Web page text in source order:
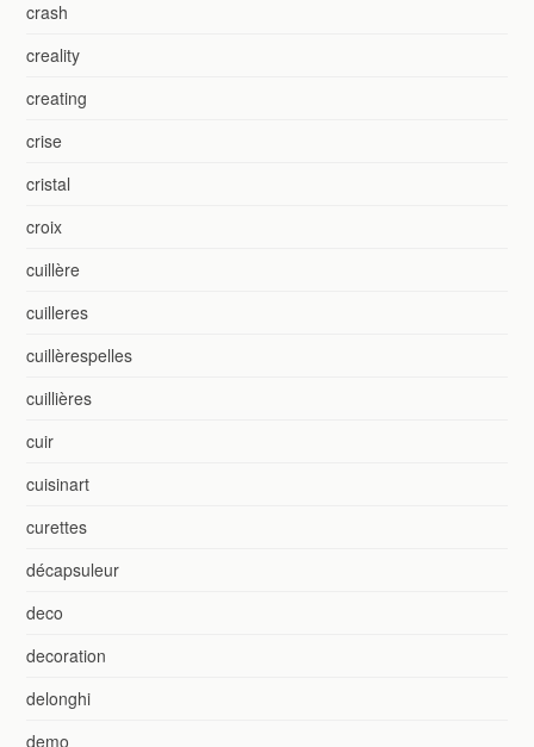
crash
creality
creating
crise
cristal
croix
cuillère
cuilleres
cuillèrespelles
cuillières
cuir
cuisinart
curettes
décapsuleur
deco
decoration
delonghi
demo